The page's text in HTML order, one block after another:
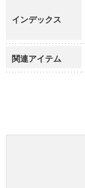
インデックス
関連アイテム